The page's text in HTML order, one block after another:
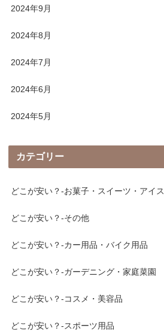
2024年9月
2024年8月
2024年7月
2024年6月
2024年5月
カテゴリー
どこが安い？-お菓子・スイーツ・アイス
どこが安い？-その他
どこが安い？-カー用品・バイク用品
どこが安い？-ガーデニング・家庭菜園
どこが安い？-コスメ・美容品
どこが安い？-スポーツ用品